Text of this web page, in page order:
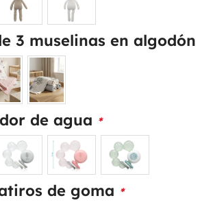
3 muselinas en algodón
de agua *
de goma *